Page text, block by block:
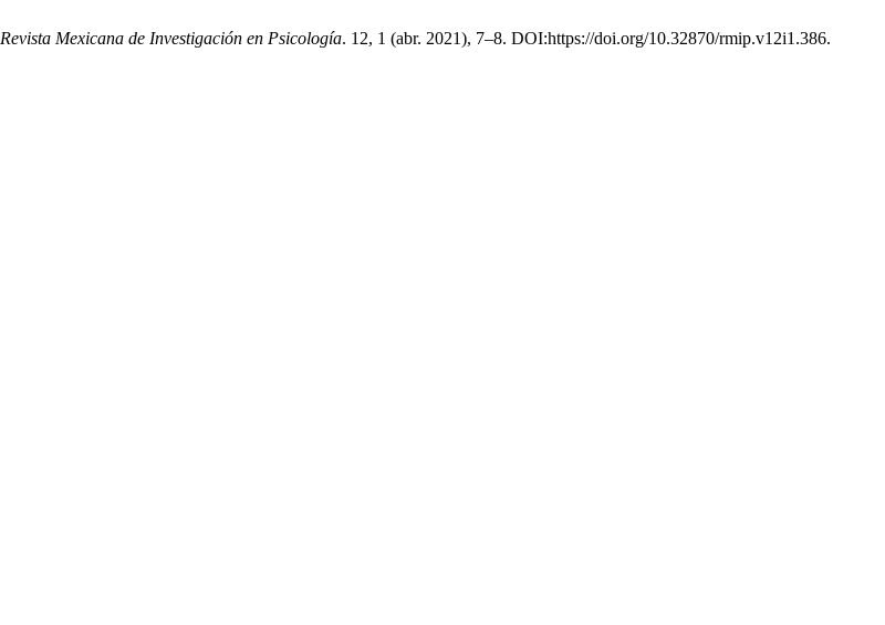
Revista Mexicana de Investigación en Psicología. 12, 1 (abr. 2021), 7–8. DOI:https://doi.org/10.32870/rmip.v12i1.386.